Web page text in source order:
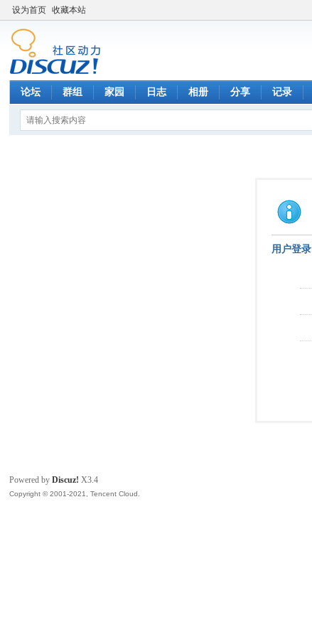
设为首页 收藏本站
论坛 群组 家园 日志 相册 分享 记录
用户登录
Powered byDiscuz! X3.4
Copyright © 2001-2021, Tencent Cloud.